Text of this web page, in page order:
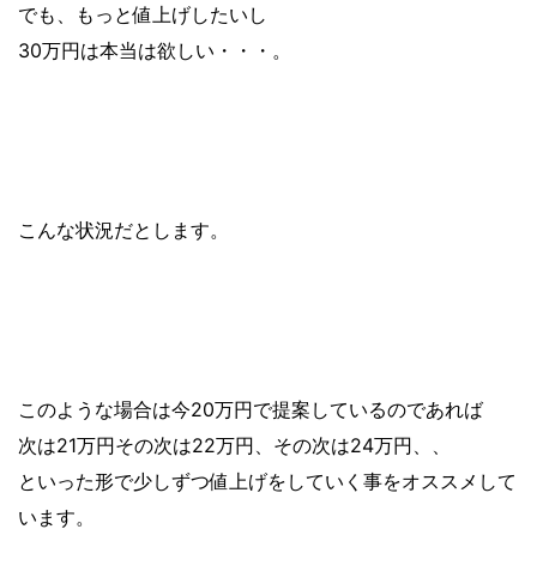
でも、もっと値上げしたいし
30万円は本当は欲しい・・・。
こんな状況だとします。
このような場合は今20万円で提案しているのであれば
次は21万円その次は22万円、その次は24万円、、
といった形で少しずつ値上げをしていく事をオススメして
います。